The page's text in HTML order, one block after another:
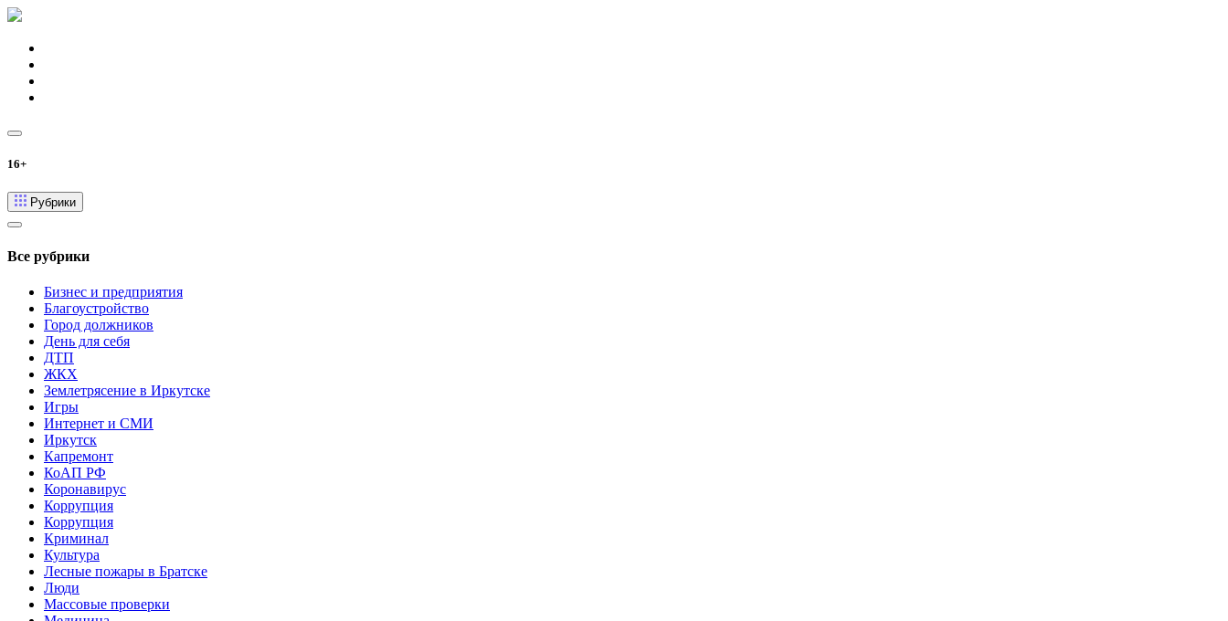
16+
Рубрики
Все рубрики
Бизнес и предприятия
Благоустройство
Город должников
День для себя
ДТП
ЖКХ
Землетрясение в Иркутске
Игры
Интернет и СМИ
Иркутск
Капремонт
КоАП РФ
Коронавирус
Коррупция
Коррупция
Криминал
Культура
Лесные пожары в Братске
Люди
Массовые проверки